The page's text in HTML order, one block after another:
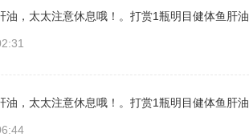
油，太太注意休息哦！。打赏1瓶明目健体鱼肝油
油，太太注意休息哦！。打赏1瓶明目健体鱼肝油